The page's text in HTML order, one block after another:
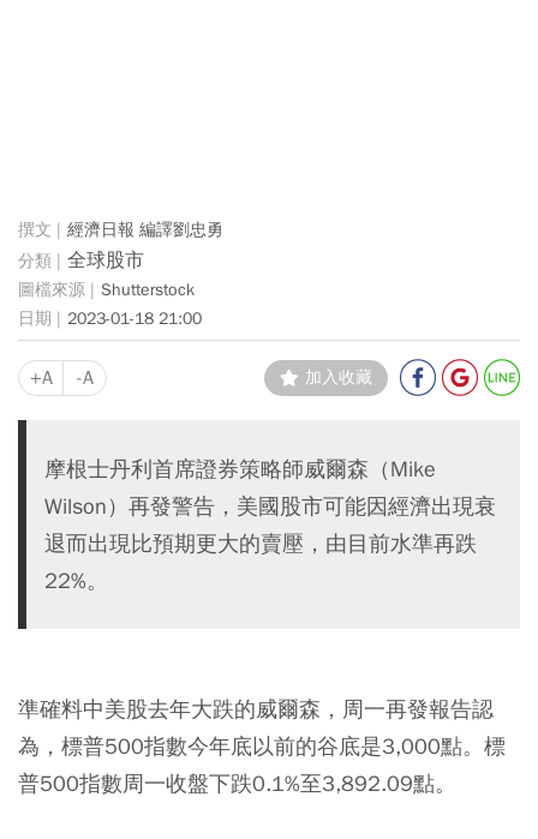
經濟日報 編譯劉忠勇
全球股市
Shutterstock
2023-01-18 21:00
+A -A 加入收藏
摩根士丹利首席證券策略師威爾森（Mike
Wilson）再發警告，美國股市可能因經濟出現衰
退而出現比預期更大的賣壓，由目前水準再跌
22%。
準確料中美股去年大跌的威爾森，周一再發報告認
為，標普500指數今年底以前的谷底是3,000點。標
普500指數周一收盤下跌0.1%至3,892.09點。